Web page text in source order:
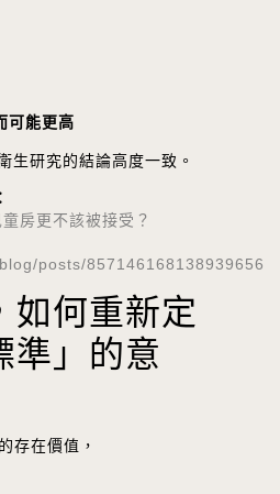
可能更高
生研究的結論高度一致。
房更不該被接受？
posts/857146168138939656
如何重新定
準」的意
存在價值，